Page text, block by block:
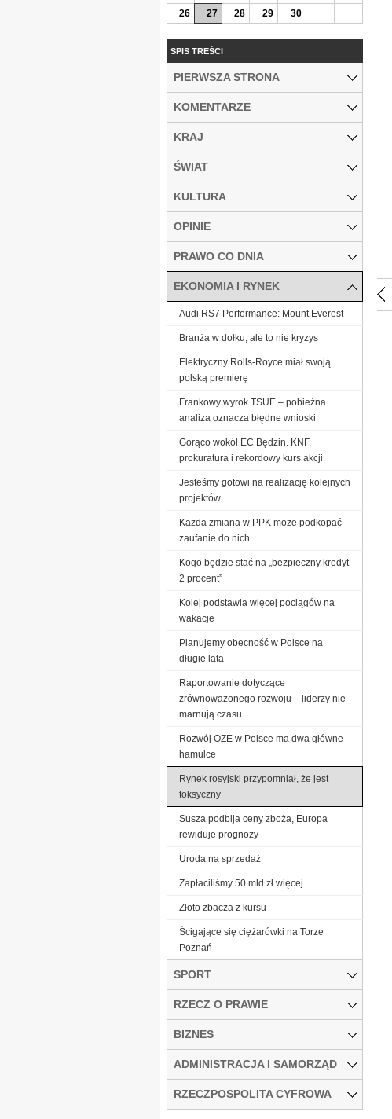
26
27 28 29 30
SPIS TREŚCI
PIERWSZA STRONA
KOMENTARZE
KRAJ
ŚWIAT
KULTURA
OPINIE
PRAWO CO DNIA
EKONOMIA I RYNEK
Audi RS7 Performance: Mount Everest
Branża w dołku, ale to nie kryzys
Elektryczny Rolls-Royce miał swoją
polską premierę
Frankowy wyrok TSUE – pobieżna
analiza oznacza błędne wnioski
Gorąco wokół EC Będzin. KNF,
prokuratura i rekordowy kurs akcji
Jesteśmy gotowi na realizację kolejnych
projektów
Każda zmiana w PPK może podkopać
zaufanie do nich
Kogo będzie stać na „bezpieczny kredyt
2 procent”
Kolej podstawia więcej pociągów na
wakacje
Planujemy obecność w Polsce na
długie lata
Raportowanie dotyczące
zrównoważonego rozwoju – liderzy nie
marnują czasu
Rozwój OZE w Polsce ma dwa główne
hamulce
Rynek rosyjski przypomniał, że jest
toksyczny
Susza podbija ceny zboża, Europa
rewiduje prognozy
Uroda na sprzedaż
Zapłaciliśmy 50 mld zł więcej
Złoto zbacza z kursu
Ścigające się ciężarówki na Torze
Poznań
SPORT
RZECZ O PRAWIE
BIZNES
ADMINISTRACJA I SAMORZĄD
RZECZPOSPOLITA CYFROWA